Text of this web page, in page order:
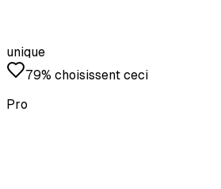
unique
79% choisissent ceci
Pro